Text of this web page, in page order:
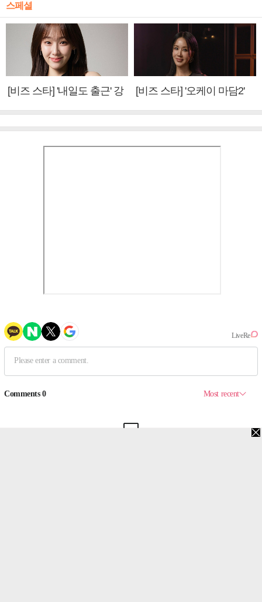
스페셜
[비즈 스타] '내일도 출근' 강
[비즈 스타] '오케이 마담2'